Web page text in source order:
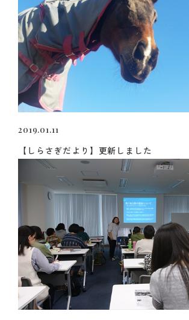
2019.01.11
【しらさぎだより】更新しました